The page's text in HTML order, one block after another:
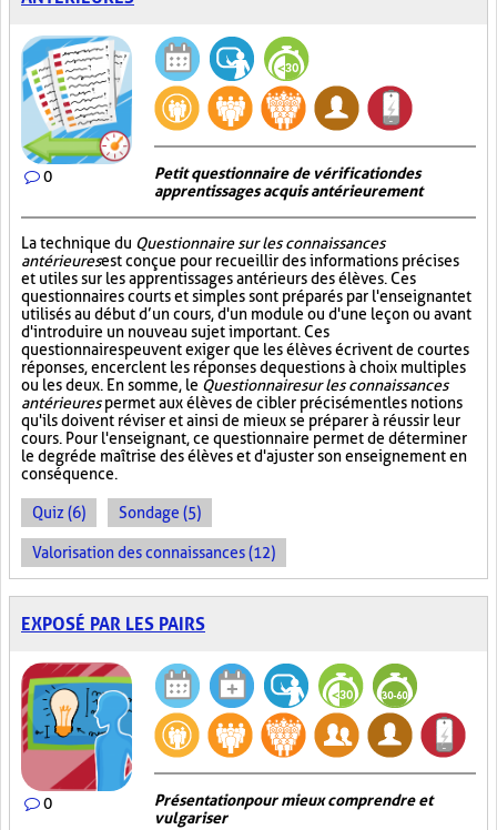
0
Petit questionnaire de vérification des
apprentissages acquis antérieurement
La technique du Questionnaire sur les connaissances
antérieuresest conçue pour recueillir des informations précises
et utiles sur les apprentissages antérieurs des élèves. Ces
questionnaires courts et simples sont préparés par l'enseignant et
utilisés au début d’un cours, d'un module ou d'une leçon ou avant
d'introduire un nouveau sujet important. Ces
questionnaires peuvent exiger que les élèves écrivent de courtes
réponses, encerclent les réponses de questions à choix multiples
ou les deux. En somme, le Questionnaire sur les connaissances
antérieurespermet aux élèves de cibler précisément les notions
qu'ils doivent réviser et ainsi de mieux se préparer à réussir leur
cours. Pour l'enseignant, ce questionnaire permet de déterminer
le degré de maîtrise des élèves et d'ajuster son enseignement en
conséquence.
Quiz (6) Sondage (5)
Valorisation des connaissances (12)
EXPOSÉ PAR LES PAIRS
0
Présentation pour mieux comprendre et
vulgariser